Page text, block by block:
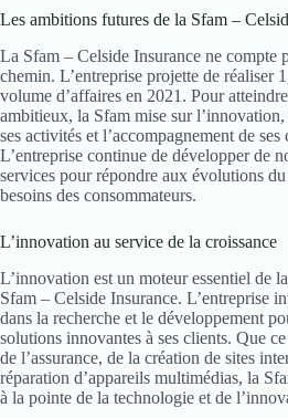
Les ambitions futures de la Sfam –
La Sfam – Celside Insurance ne compte
chemin. L’entreprise projette de réaliser
volume d’affaires en 2021. Pour
ambitieux, la Sfam mise sur
ses activités et l’accompagnement de ses
L’entreprise continue de développer de
services pour répondre aux évolutions
besoins des consommateurs.
L’innovation au service de la croissance
L’innovation est un moteur essentiel de
Sfam – Celside Insurance. L’entreprise
dans la recherche et le développement
solutions innovantes à ses clients. Que
de l’assurance, de la création de sites
réparation d’appareils multimédias, la
à la pointe de la technologie et de